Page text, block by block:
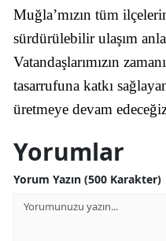
Muğla’mızın tüm
sürdürülebilir ulaşım
Vatandaşlarımızın
tasarrufuna katkı
üretmeye devam
Yorumlar
Yorum Yazın (500 Karakter)